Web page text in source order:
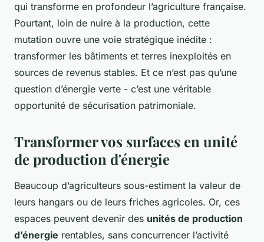
qui transforme en profondeur l’agriculture française.
Pourtant, loin de nuire à la production, cette
mutation ouvre une voie stratégique inédite :
transformer les bâtiments et terres inexploités en
sources de revenus stables. Et ce n’est pas qu’une
question d’énergie verte - c’est une véritable
opportunité de sécurisation patrimoniale.
Transformer vos surfaces en unité
de production d'énergie
Beaucoup d’agriculteurs sous-estiment la valeur de
leurs hangars ou de leurs friches agricoles. Or, ces
espaces peuvent devenir des unités de production
d’énergie rentables, sans concurrencer l’activité